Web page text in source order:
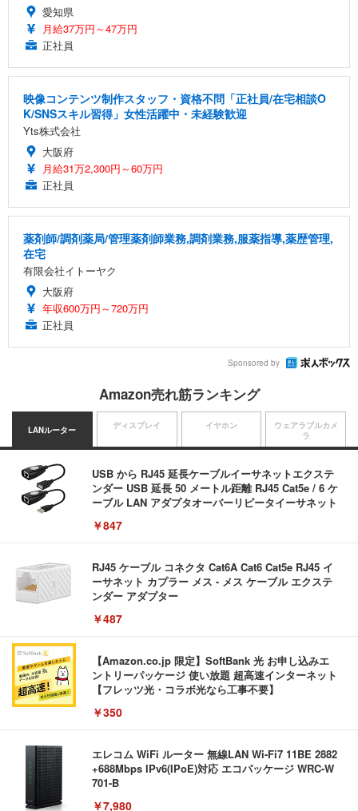
愛知県
月給37万円～47万円
正社員
映像コンテンツ制作スタッフ・資格不問「正社員/在宅相談O
K/SNSスキル習得」女性活躍中・未経験歓迎
Yts株式会社
大阪府
月給31万2,300円～60万円
正社員
薬剤師/調剤薬局/管理薬剤師業務,調剤業務,服薬指導,薬歴管理,
在宅
有限会社イトーヤク
大阪府
年収600万円～720万円
正社員
Sponsored by
Amazon売れ筋ランキング
LANルーター
USB から RJ45 延長ケーブルイーサネットエクステ
ンダー USB 延長 50 メートル距離 RJ45 Cat5e / 6 ケ
ーブル LAN アダプタオーバーリピータイーサネット
￥847
RJ45 ケーブル コネクタ Cat6A Cat6 Cat5e RJ45 イ
ーサネット カプラー メス - メス ケーブル エクステ
ンダー アダプター
￥487
【Amazon.co.jp 限定】SoftBank 光 お申し込みエ
ントリーパッケージ 使い放題 超高速インターネット
【フレッツ光・コラボ光なら工事不要】
￥350
エレコム WiFi ルーター 無線LAN Wi-Fi7 11BE 2882
+688Mbps IPv6(IPoE)対応 エコパッケージ WRC-W
701-B
￥7,980
ディスプレイ イヤホン
ウェアラブルカメ
ラ